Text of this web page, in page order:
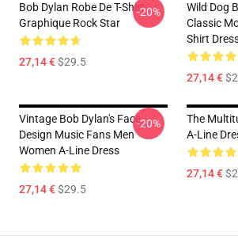
Bob Dylan Robe De T-Shirt
Graphique Rock Star
27,14 €$29.5
-20%
Wild Dog
Classic
Shirt
27,14 €
Vintage Bob Dylan's Face
Design Music Fans Men
Women A-Line Dress
27,14 €$29.5
-20%
The
A-Line
27,14 €